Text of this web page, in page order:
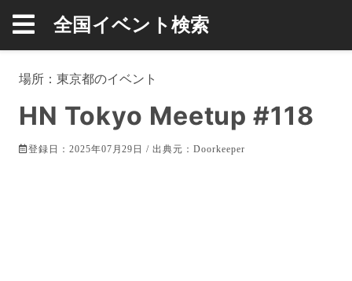
全国イベント検索
場所： 東京都のイベント
HN Tokyo Meetup #118
登録日：2025年07月29日 / 出典元：Doorkeeper